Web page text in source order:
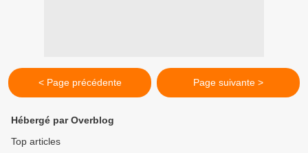
< Page précédente Page suivante >
Hébergé par Overblog
Top articles